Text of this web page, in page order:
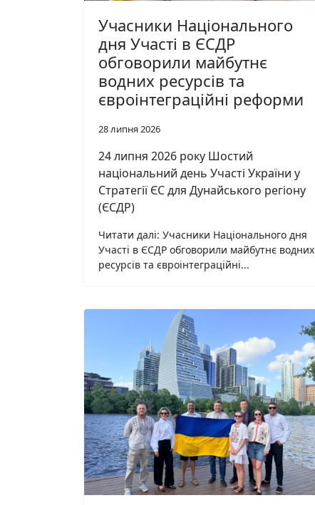
Учасники Національного
дня Участі в ЄСДР
обговорили майбутнє
водних ресурсів та
євроінтеграційні реформи
28 липня 2026
24 липня 2026 року Шостий
національний день Участі України у
Стратегії ЄС для Дунайського регіону
(ЄСДР)
Читати далі: Учасники Національного дня
Участі в ЄСДР обговорили майбутнє водних
ресурсів та євроінтеграційні...